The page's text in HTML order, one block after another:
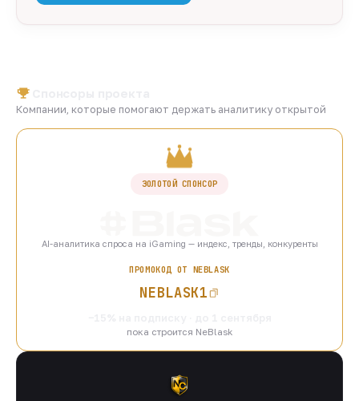
Компании, которые помогают держать аналитику открытой
ЗОЛОТОЙ СПОНСОР
AI-аналитика спроса на iGaming — индекс, тренды, конкуренты
ПРОМОКОД ОТ NEBLASK
NEBLASK1
пока строится NeBlask